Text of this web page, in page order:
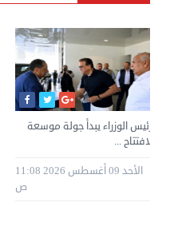
رئيس الوزراء يبدأ جولة موسعة
لافتتاح ...
الأحد 09 أغسطس 2026 11:08
ص